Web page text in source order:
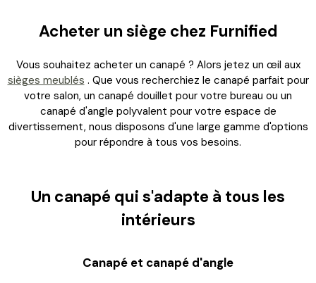
Acheter un siège chez Furnified
Vous souhaitez acheter un canapé ? Alors jetez un œil aux
sièges meublés . Que vous recherchiez le canapé parfait pour
votre salon, un canapé douillet pour votre bureau ou un
canapé d'angle polyvalent pour votre espace de
divertissement, nous disposons d'une large gamme d'options
pour répondre à tous vos besoins.
Un canapé qui s'adapte à tous les
intérieurs
Canapé et canapé d'angle
Connexion requise
Connectez-vous à votre compte pour ajouter des
produits à votre liste de souhaits et afficher vos